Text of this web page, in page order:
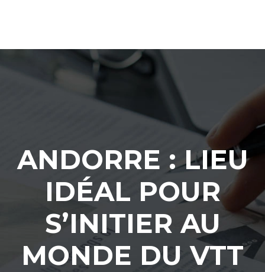
ANDORRE : LIEU
IDÉAL POUR
S’INITIER AU
MONDE DU VTT